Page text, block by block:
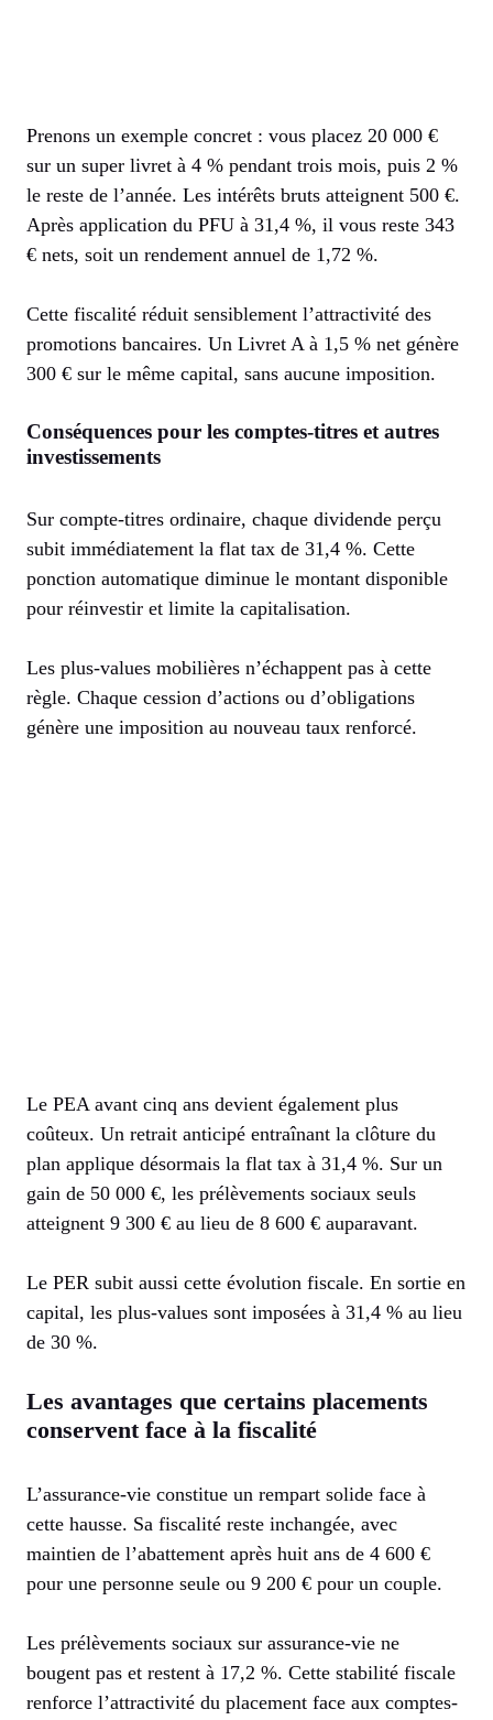
Prenons un exemple concret : vous placez 20 000 €
sur un super livret à 4 % pendant trois mois, puis 2 %
le reste de l’année. Les intérêts bruts atteignent 500 €.
Après application du PFU à 31,4 %, il vous reste 343
€ nets, soit un rendement annuel de 1,72 %.
Cette fiscalité réduit sensiblement l’attractivité des
promotions bancaires. Un Livret A à 1,5 % net génère
300 € sur le même capital, sans aucune imposition.
Conséquences pour les comptes-titres et autres
investissements
Sur compte-titres ordinaire, chaque dividende perçu
subit immédiatement la flat tax de 31,4 %. Cette
ponction automatique diminue le montant disponible
pour réinvestir et limite la capitalisation.
Les plus-values mobilières n’échappent pas à cette
règle. Chaque cession d’actions ou d’obligations
génère une imposition au nouveau taux renforcé.
Le PEA avant cinq ans devient également plus
coûteux. Un retrait anticipé entraînant la clôture du
plan applique désormais la flat tax à 31,4 %. Sur un
gain de 50 000 €, les prélèvements sociaux seuls
atteignent 9 300 € au lieu de 8 600 € auparavant.
Le PER subit aussi cette évolution fiscale. En sortie en
capital, les plus-values sont imposées à 31,4 % au lieu
de 30 %.
Les avantages que certains placements
conservent face à la fiscalité
L’assurance-vie constitue un rempart solide face à
cette hausse. Sa fiscalité reste inchangée, avec
maintien de l’abattement après huit ans de 4 600 €
pour une personne seule ou 9 200 € pour un couple.
Les prélèvements sociaux sur assurance-vie ne
bougent pas et restent à 17,2 %. Cette stabilité fiscale
renforce l’attractivité du placement face aux comptes-